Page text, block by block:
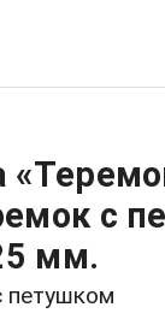
с
мм.
петушком